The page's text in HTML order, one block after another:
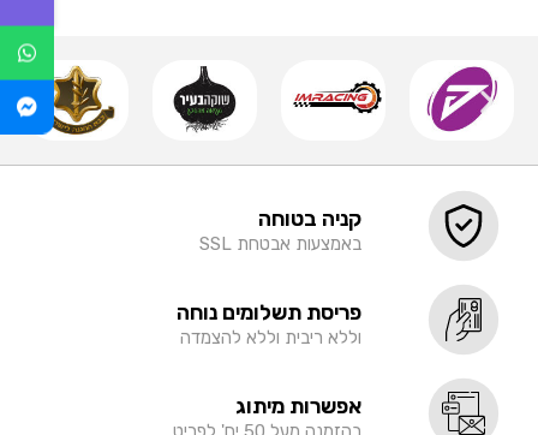
קניה בטוחה
באמצעות אבטחת SSL
פריסת תשלומים נוחה
וללא ריבית וללא להצמדה
אפשרות מיתוג